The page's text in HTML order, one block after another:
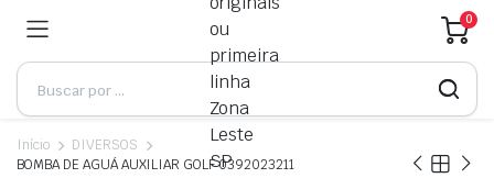
0
Início
DIVERSOS
BOMBA DE AGUÁ AUXILIAR GOLF 0392023211